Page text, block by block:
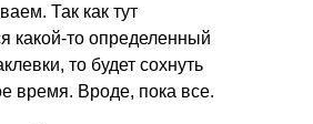
Так как тут
какой-то определенный
то будет сохнуть
время. Вроде, пока все.